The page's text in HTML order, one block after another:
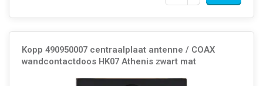
Kopp 490950007 centraalplaat antenne / COAX
wandcontactdoos HK07 Athenis zwart mat